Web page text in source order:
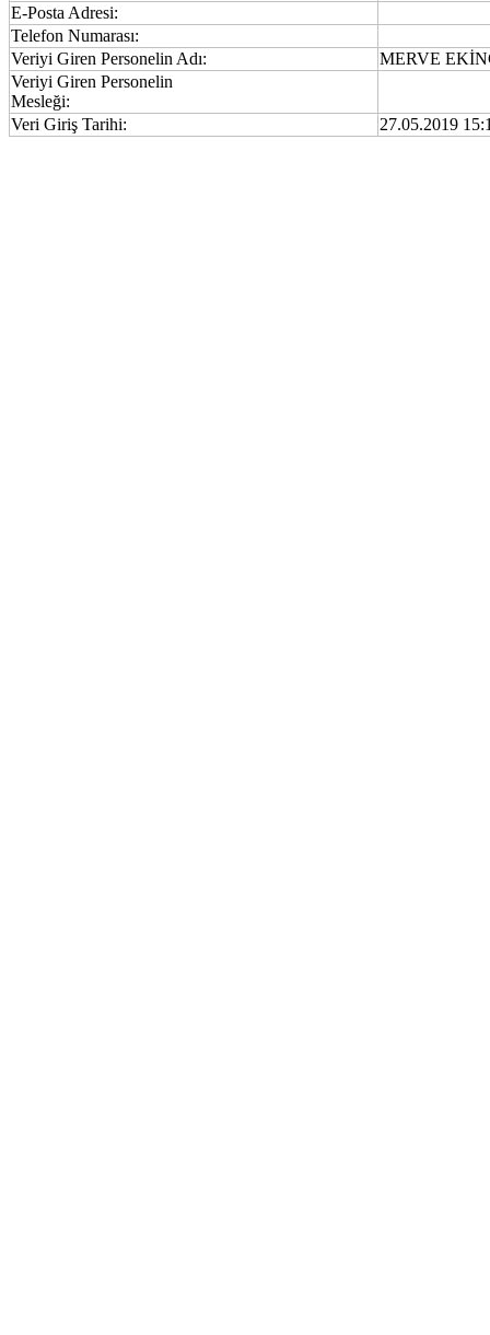
E-Posta Adresi:
Telefon Numarası:
Veriyi Giren Personelin Adı:
MERVE
Veriyi Giren Personelin
Mesleği:
Veri Giriş Tarihi:
27.05.2019